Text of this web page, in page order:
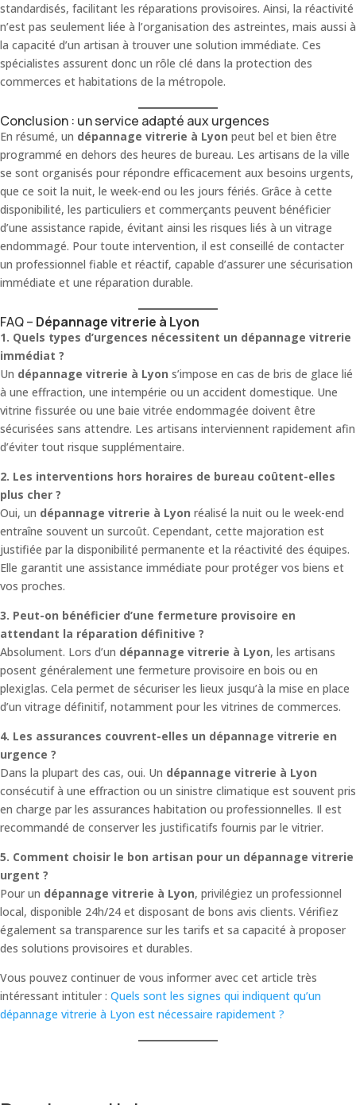
standardisés, facilitant les réparations provisoires. Ainsi, la réactivité
n’est pas seulement liée à l’organisation des astreintes, mais aussi à
la capacité d’un artisan à trouver une solution immédiate. Ces
spécialistes assurent donc un rôle clé dans la protection des
commerces et habitations de la métropole.
Conclusion : un service adapté aux urgences
En résumé, un dépannage vitrerie à Lyon peut bel et bien être
programmé en dehors des heures de bureau. Les artisans de la ville
se sont organisés pour répondre efficacement aux besoins urgents,
que ce soit la nuit, le week-end ou les jours fériés. Grâce à cette
disponibilité, les particuliers et commerçants peuvent bénéficier
d’une assistance rapide, évitant ainsi les risques liés à un vitrage
endommagé. Pour toute intervention, il est conseillé de contacter
un professionnel fiable et réactif, capable d’assurer une sécurisation
immédiate et une réparation durable.
FAQ – Dépannage vitrerie à Lyon
1. Quels types d’urgences nécessitent un dépannage vitrerie
immédiat ?
Un dépannage vitrerie à Lyon s’impose en cas de bris de glace lié
à une effraction, une intempérie ou un accident domestique. Une
vitrine fissurée ou une baie vitrée endommagée doivent être
sécurisées sans attendre. Les artisans interviennent rapidement afin
d’éviter tout risque supplémentaire.
2. Les interventions hors horaires de bureau coûtent-elles
plus cher ?
Oui, un dépannage vitrerie à Lyon réalisé la nuit ou le week-end
entraîne souvent un surcoût. Cependant, cette majoration est
justifiée par la disponibilité permanente et la réactivité des équipes.
Elle garantit une assistance immédiate pour protéger vos biens et
vos proches.
3. Peut-on bénéficier d’une fermeture provisoire en
attendant la réparation définitive ?
Absolument. Lors d’un dépannage vitrerie à Lyon, les artisans
posent généralement une fermeture provisoire en bois ou en
plexiglas. Cela permet de sécuriser les lieux jusqu’à la mise en place
d’un vitrage définitif, notamment pour les vitrines de commerces.
4. Les assurances couvrent-elles un dépannage vitrerie en
urgence ?
Dans la plupart des cas, oui. Un dépannage vitrerie à Lyon
consécutif à une effraction ou un sinistre climatique est souvent pris
en charge par les assurances habitation ou professionnelles. Il est
recommandé de conserver les justificatifs fournis par le vitrier.
5. Comment choisir le bon artisan pour un dépannage vitrerie
urgent ?
Pour un dépannage vitrerie à Lyon, privilégiez un professionnel
local, disponible 24h/24 et disposant de bons avis clients. Vérifiez
également sa transparence sur les tarifs et sa capacité à proposer
des solutions provisoires et durables.
Vous pouvez continuer de vous informer avec cet article très
intéressant intituler : Quels sont les signes qui indiquent qu’un
dépannage vitrerie à Lyon est nécessaire rapidement ?